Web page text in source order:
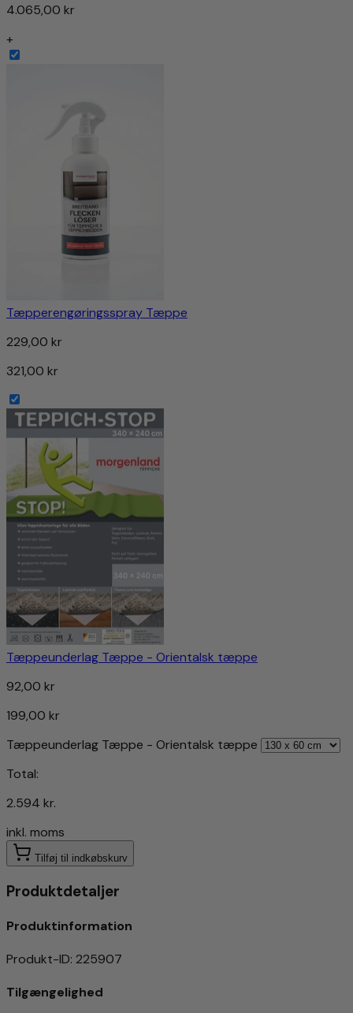
4.065,00 kr
+
Tæpperengøringsspray Tæppe
229,00 kr
321,00 kr
Tæppeunderlag Tæppe - Orientalsk tæppe
92,00 kr
199,00 kr
Tæppeunderlag Tæppe - Orientalsk tæppe
Total:
2.594 kr.
inkl. moms
Tilføj til indkøbskurv
Produktdetaljer
Produktinformation
Produkt-ID: 225907
Tilgængelighed